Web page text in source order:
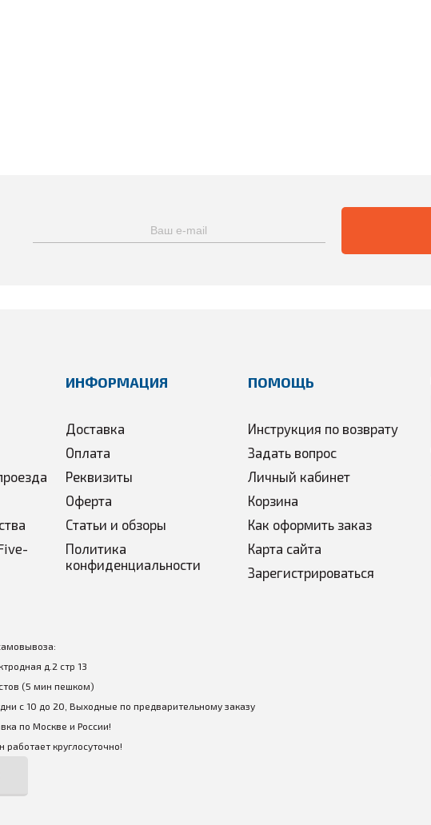
ИНФОРМАЦИЯ
Доставка
Оплата
Реквизиты
Оферта
Статьи и обзоры
Политика
конфиденциальности
ПОМОЩЬ
Инструкция по возврату
Задать вопрос
Личный кабинет
Корзина
Как оформить заказ
Карта сайта
Зарегистрироваться
д.2 стр 13
(5 мин пешком)
с 10 до 20, Выходные по предварительному заказу
по Москве и России!
работает круглосуточно!